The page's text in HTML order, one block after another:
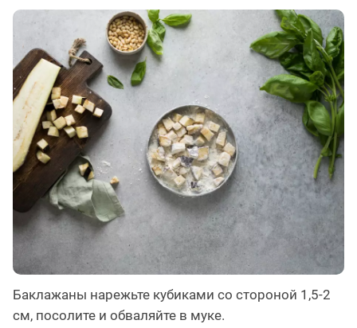
Баклажаны нарежьте кубиками со стороной 1,5-2
см, посолите и обваляйте в муке.